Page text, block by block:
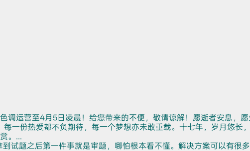
调运营至4月5日凌晨！给您带来的不便，敬请谅解！愿逝者安息，愿
一份热爱都不负期待，每一个梦想亦未敢重载。十七年，岁月悠长
。...
试题之后第一件事就是审题，哪怕根本看不懂。解决方案可以有很